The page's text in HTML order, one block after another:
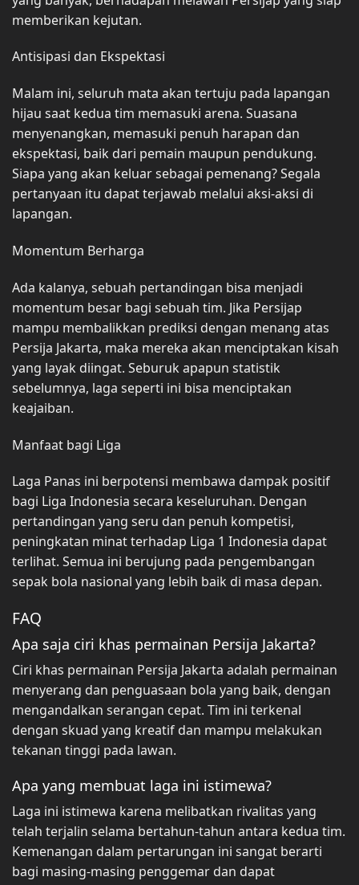
memberikan kejutan.
Antisipasi dan Ekspektasi
Malam ini, seluruh mata akan tertuju pada lapangan
hijau saat kedua tim memasuki arena. Suasana
menyenangkan, memasuki penuh harapan dan
ekspektasi, baik dari pemain maupun pendukung.
Siapa yang akan keluar sebagai pemenang? Segala
pertanyaan itu dapat terjawab melalui aksi-aksi di
lapangan.
Momentum Berharga
Ada kalanya, sebuah pertandingan bisa menjadi
momentum besar bagi sebuah tim. Jika Persijap
mampu membalikkan prediksi dengan menang atas
Persija Jakarta, maka mereka akan menciptakan kisah
yang layak diingat. Seburuk apapun statistik
sebelumnya, laga seperti ini bisa menciptakan
keajaiban.
Manfaat bagi Liga
Laga Panas ini berpotensi membawa dampak positif
bagi Liga Indonesia secara keseluruhan. Dengan
pertandingan yang seru dan penuh kompetisi,
peningkatan minat terhadap Liga 1 Indonesia dapat
terlihat. Semua ini berujung pada pengembangan
sepak bola nasional yang lebih baik di masa depan.
FAQ
Apa saja ciri khas permainan Persija Jakarta?
Ciri khas permainan Persija Jakarta adalah permainan
menyerang dan penguasaan bola yang baik, dengan
mengandalkan serangan cepat. Tim ini terkenal
dengan skuad yang kreatif dan mampu melakukan
tekanan tinggi pada lawan.
Apa yang membuat laga ini istimewa?
Laga ini istimewa karena melibatkan rivalitas yang
telah terjalin selama bertahun-tahun antara kedua tim.
Kemenangan dalam pertarungan ini sangat berarti
bagi masing-masing penggemar dan dapat